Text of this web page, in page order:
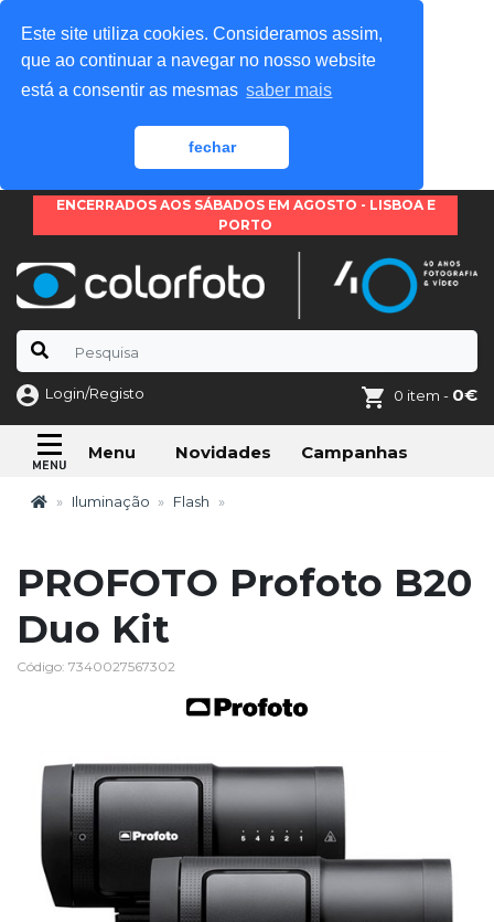
Este site utiliza cookies. Consideramos assim,
que ao continuar a navegar no nosso website
está a consentir as mesmas saber mais
fechar
ENCERRADOS AOS SÁBADOS EM AGOSTO - LISBOA E
PORTO
Login/Registo 0 item - 0€
Menu Novidades Campanhas
Iluminação Flash
PROFOTO Profoto B20
Duo Kit
Código: 7340027567302